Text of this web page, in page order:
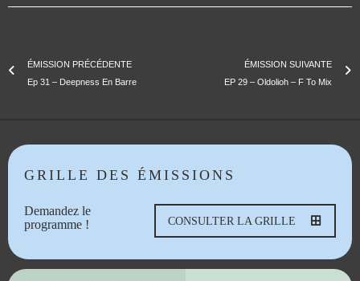
ÉMISSION PRÉCÉDENTE
Ep 31 – Deepness En Barre
ÉMISSION SUIVANTE
EP 29 – Oldolioh – F To Mix
GRILLE DES ÉMISSIONS
Demandez le
programme !
CONSULTER LA GRILLE